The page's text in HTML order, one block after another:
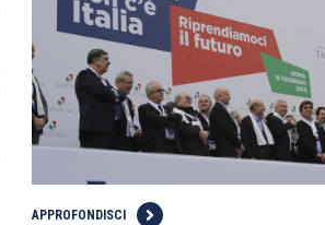
APPROFONDISCI